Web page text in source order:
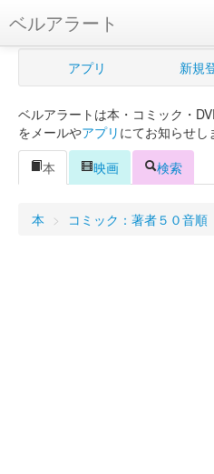
ベルアラート
ベルアラートとは
新規登録
ログイン
アプリ 新規
ベルアラートは本・コミック・
をメールやアプリ にてお知らせし
本
映画 検索
本 > コミック：著者５０音順